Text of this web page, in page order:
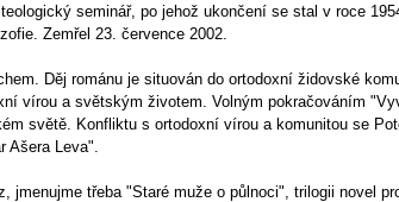
seminář, po jehož ukončení se stal v roce
Zemřel 23. července 2002.
Děj románu je situován do ortodoxní židovské
vírou a světským životem. Volným pokračováním
světě. Konfliktu s ortodoxní vírou a komunitou se
Ašera Leva".
jmenujme třeba "Staré muže o půlnoci", trilogii novel